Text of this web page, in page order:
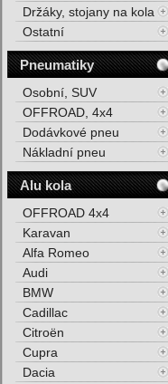
Držáky, stojany na kola
Ostatní
Pneumatiky
Osobní, SUV
OFFROAD, 4x4
Dodávkové pneu
Nákladní pneu
Alu kola
OFFROAD 4x4
Karavan
Alfa Romeo
Audi
BMW
Cadillac
Citroën
Cupra
Dacia